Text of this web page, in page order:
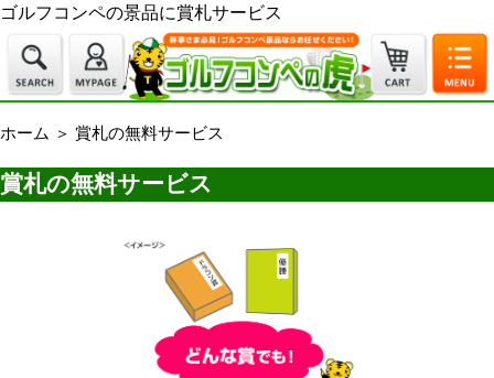
ゴルフコンペの景品に賞札サービス
ホーム ＞ 賞札の無料サービス
賞札の無料サービス